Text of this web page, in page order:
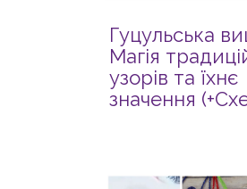
Гуцульська
Магія
узорів та їхнє
значення